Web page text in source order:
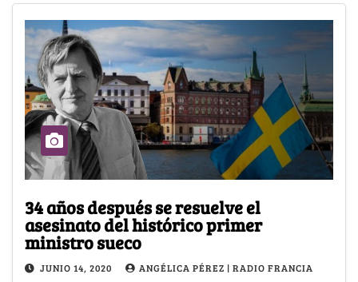
34 años después se resuelve el
asesinato del histórico primer
ministro sueco
JUNIO 14, 2020
ANGÉLICA PÉREZ | RADIO FRANCIA